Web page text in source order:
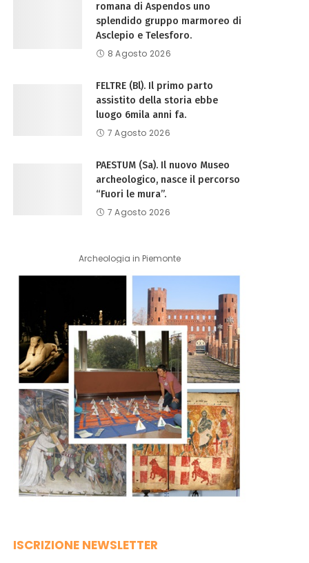
romana di Aspendos uno
splendido gruppo marmoreo di
Asclepio e Telesforo.
8 Agosto 2026
FELTRE (Bl). Il primo parto
assistito della storia ebbe
luogo 6mila anni fa.
7 Agosto 2026
PAESTUM (Sa). Il nuovo Museo
archeologico, nasce il percorso
“Fuori le mura”.
7 Agosto 2026
Archeologia in Piemonte
ISCRIZIONE NEWSLETTER